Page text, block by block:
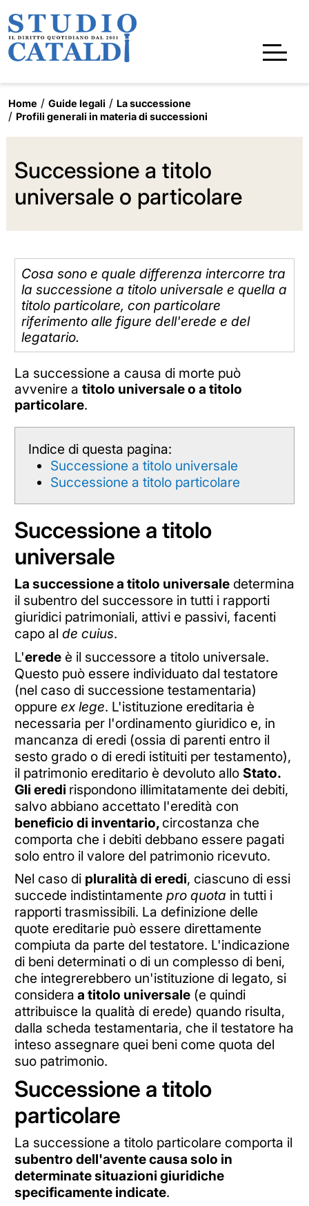
Home Guide legali
La successione
Profili generali in materia di successioni
Successione a titolo
universale o particolare
Cosa sono e quale differenza intercorre tra
la successione a titolo universale e quella a
titolo particolare, con particolare
riferimento alle figure dell'erede e del
legatario.
La successione a causa di morte può
avvenire a titolo universale o a titolo
particolare.
Indice di questa pagina:
Successione a titolo universale
Successione a titolo particolare
Successione a titolo
universale
La successione a titolo universaledetermina
il subentro del successore in tutti i rapporti
giuridici patrimoniali, attivi e passivi, facenti
capo al de cuius.
L'eredeè il successore a titolo universale.
Questo può essere individuato dal testatore
(nel caso di successione testamentaria)
oppure ex lege. L'istituzione ereditaria è
necessaria per l'ordinamento giuridico e, in
mancanza di eredi (ossia di parenti entro il
sesto grado o di eredi istituiti per testamento),
il patrimonio ereditario è devoluto allo Stato.
Gli eredi rispondono illimitatamente dei debiti,
salvo abbiano accettato l'eredità con
beneficio di inventario, circostanza che
comporta che i debiti debbano essere pagati
solo entro il valore del patrimonio ricevuto.
Nel caso di pluralità di eredi, ciascuno di essi
succede indistintamente pro quota in tutti i
rapporti trasmissibili. La definizione delle
quote ereditarie può essere direttamente
compiuta da parte del testatore. L'indicazione
di beni determinati o di un complesso di beni,
che integrerebbero un'istituzione di legato, si
considera a titolo universale(e quindi
attribuisce la qualità di erede) quando risulta,
dalla scheda testamentaria, che il testatore ha
inteso assegnare quei beni come quota del
suo patrimonio.
Successione a titolo
particolare
La successione a titolo particolare comporta il
subentro dell'avente causa solo in
determinate situazioni giuridiche
specificamente indicate.